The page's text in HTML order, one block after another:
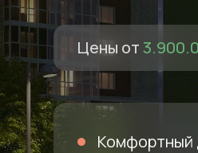
Цены от
Комфортный